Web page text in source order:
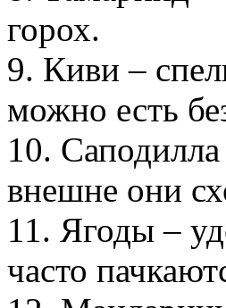
горох.
9. Киви –
можно есть
10.
внешне они
11. Ягоды –
часто